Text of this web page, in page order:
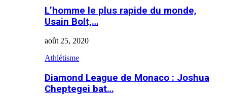
L’homme le plus rapide du monde,
Usain Bolt,…
août 25, 2020
Athlétisme
Diamond League de Monaco : Joshua
Cheptegei bat…